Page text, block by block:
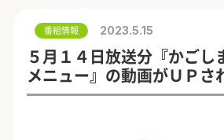
番組情報 2023.5.15
５月１４日放送分『かごし
メニュー』の動画がＵＰさ